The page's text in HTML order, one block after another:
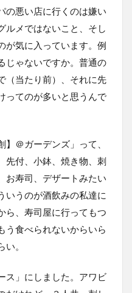
の悪い店に行くのは嫌い
メではないこと、そし
が気に入っています。例
じゃないですか。普通の
（当たり前）、それに先
ってのが多いと思うんで
＠ガーデンズ」って、
先付、小鉢、焼き物、刺
お寿司、デザートみたい
いうのが酒飲みの私達に
ら、寿司屋に行ってもつ
う食べられないからいら
。
ス」にしました。アワビ